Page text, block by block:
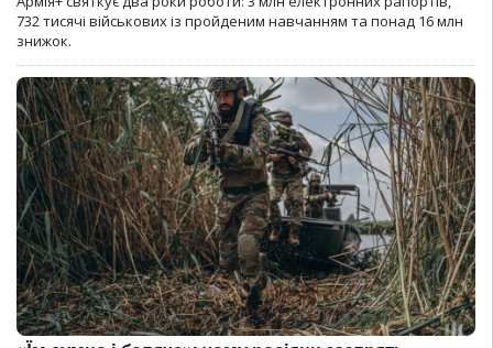
732 тисячі військових із пройденим навчанням та понад 16 млн
знижок.